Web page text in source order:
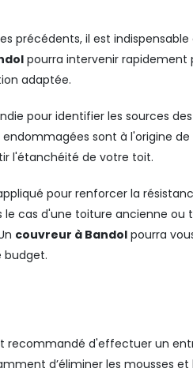
précédents, il est
pourra intervenir rapidement
adaptée.
pour identifier les sources
endommagées sont à l'origine
l'étanchéité de votre toit.
pour renforcer la
le cas d'une toiture ancienne
couvreur à Bandol pourra
budget.
recommandé d'effectuer un
d’éliminer les mousses et